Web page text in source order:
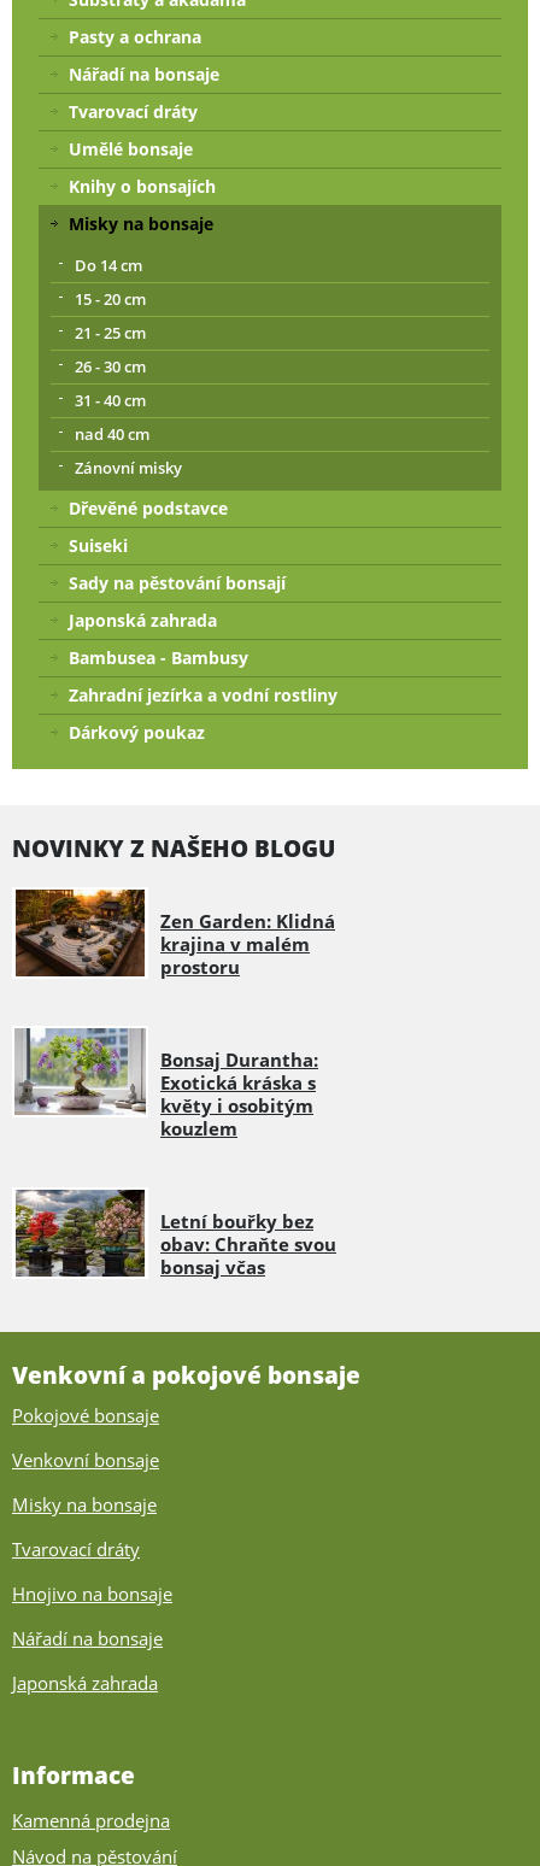
Pasty a ochrana
Nářadí na bonsaje
Tvarovací dráty
Umělé bonsaje
Knihy o bonsajích
Misky na bonsaje
Do 14 cm
15 - 20 cm
21 - 25 cm
26 - 30 cm
31 - 40 cm
nad 40 cm
Zánovní misky
Dřevěné podstavce
Suiseki
Sady na pěstování bonsají
Japonská zahrada
Bambusea - Bambusy
Zahradní jezírka a vodní rostliny
Dárkový poukaz
NOVINKY Z NAŠEHO BLOGU
Zen Garden: Klidná
krajina v malém
prostoru
Bonsaj Durantha:
Exotická kráska s
květy i osobitým
kouzlem
Letní bouřky bez
obav: Chraňte svou
bonsaj včas
Venkovní a pokojové bonsaje
Pokojové bonsaje
Venkovní bonsaje
Misky na bonsaje
Tvarovací dráty
Hnojivo na bonsaje
Nářadí na bonsaje
Japonská zahrada
Informace
Kamenná prodejna
Návod na pěstování